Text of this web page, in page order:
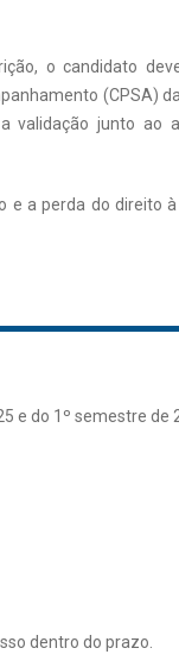
o candidato
(CPSA)
validação junto
a perda do direito
e do 1º semestre de
dentro do prazo.